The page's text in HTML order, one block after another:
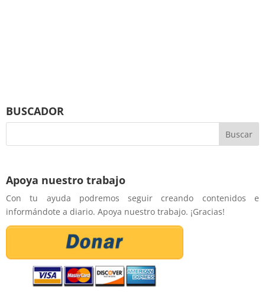
BUSCADOR
Apoya nuestro trabajo
Con tu ayuda podremos seguir creando contenidos e
informándote a diario. Apoya nuestro trabajo. ¡Gracias!